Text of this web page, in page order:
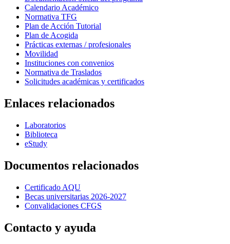
Calendario Académico
Normativa TFG
Plan de Acción Tutorial
Plan de Acogida
Prácticas externas / profesionales
Movilidad
Instituciones con convenios
Normativa de Traslados
Solicitudes académicas y certificados
Enlaces relacionados
Laboratorios
Biblioteca
eStudy
Documentos relacionados
Certificado AQU
Becas universitarias 2026-2027
Convalidaciones CFGS
Contacto y ayuda